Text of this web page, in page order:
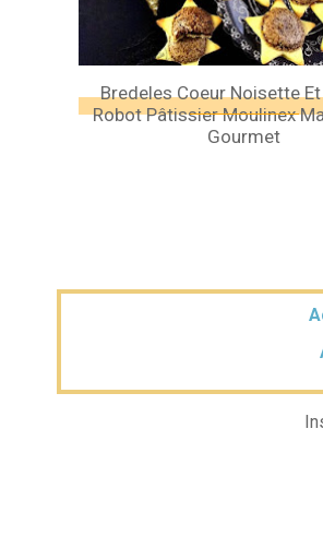
Bredeles Coeur Noisette
Robot Pâtissier Moulinex
Gourmet